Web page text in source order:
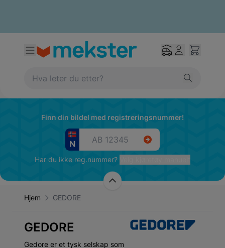
Finn din bildel med registreringsnummer!
Har du ikke reg.nummer?
Hjem GEDORE
GEDORE
Gedore er et tysk selskap som